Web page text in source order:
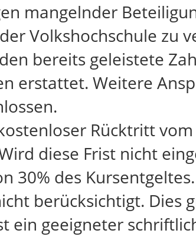
mangelnder
Volkshochschule zu
bereits geleistete
erstattet. Weitere
Rücktritt
diese Frist nicht
30% des
berücksichtigt. Dies
ein geeigneter